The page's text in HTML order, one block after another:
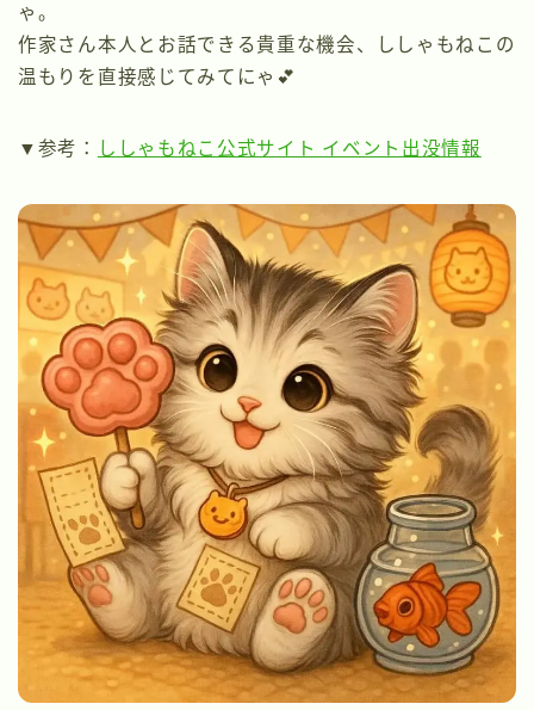
ゃ。
作家さん本人とお話できる貴重な機会、ししゃもねこの
温もりを直接感じてみてにゃ💕
▼参考： ししゃもねこ公式サイト イベント出没情報